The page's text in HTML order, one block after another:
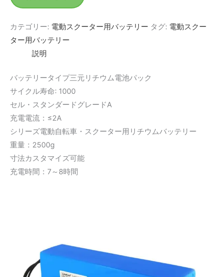
カテゴリー: 電動スクーター用バッテリー タグ: 電動スクー
ター用バッテリー
説明
バッテリータイプ三元リチウム電池パック
サイクル寿命: 1000
セル・スタンダードグレードA
充電電流：≤2A
シリーズ電動自転車・スクーター用リチウムバッテリー
重量：2500g
寸法カスタマイズ可能
充電時間：7～8時間